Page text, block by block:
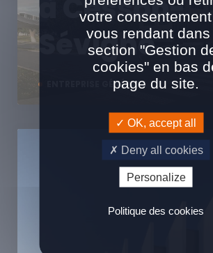
ENTREPRISE GÉNÉRALE
à Cesson-
Sévigné
votre
vous rendant dans
section "Gestion
cookies" en bas
page du site.
OK, accept all
Deny all cookies
Personalize
Politique des cookies